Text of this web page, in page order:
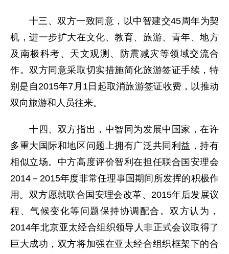
十三、双方一致同意，以中智建交45周年为契
机，进一步扩大在文化、教育、旅游、青年、地方
及南极科考、天文观测、防震减灾等领域交流合
作。双方同意采取切实措施简化旅游签证手续，特
别是自2015年7月1日起取消旅游签证收费，以推动
双向旅游和人员往来。
十四、双方指出，中智同为发展中国家，在许
多重大国际和地区问题上拥有广泛共同利益，持有
相似立场。中方高度评价智利在担任联合国安理会
2014－2015年度非常任理事国期间所发挥的积极作
用。双方愿就联合国安理会改革、2015年后发展议
程、气候变化等问题保持协调配合。双方认为，
2014年北京亚太经合组织领导人非正式会议取得了
巨大成功，双方将加强在亚太经合组织框架下的合